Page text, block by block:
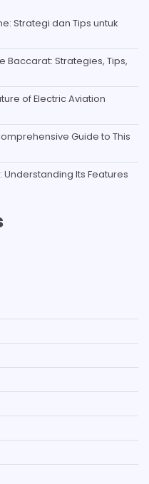
Strategi dan Tips untuk
Baccarat: Strategies, Tips,
of Electric Aviation
Guide to This
Understanding Its Features